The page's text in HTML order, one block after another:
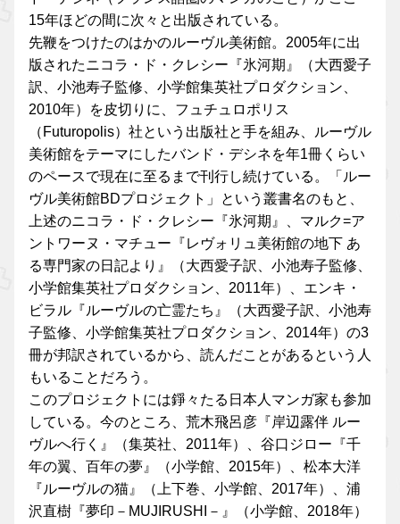
15年ほどの間に次々と出版されている。
先鞭をつけたのはかのルーヴル美術館。2005年に出
版されたニコラ・ド・クレシー『氷河期』（大西愛子
訳、小池寿子監修、小学館集英社プロダクション、
2010年）を皮切りに、フュチュロポリス
（Futuropolis）社という出版社と手を組み、ルーヴル
美術館をテーマにしたバンド・デシネを年1冊くらい
のペースで現在に至るまで刊行し続けている。「ルー
ヴル美術館BDプロジェクト」という叢書名のもと、
上述のニコラ・ド・クレシー『氷河期』、マルク=ア
ントワーヌ・マチュー『レヴォリュ美術館の地下 あ
る専門家の日記より』（大西愛子訳、小池寿子監修、
小学館集英社プロダクション、2011年）、エンキ・
ビラル『ルーヴルの亡霊たち』（大西愛子訳、小池寿
子監修、小学館集英社プロダクション、2014年）の3
冊が邦訳されているから、読んだことがあるという人
もいることだろう。
このプロジェクトには錚々たる日本人マンガ家も参加
している。今のところ、荒木飛呂彦『岸辺露伴 ルー
ヴルへ行く』（集英社、2011年）、谷口ジロー『千
年の翼、百年の夢』（小学館、2015年）、松本大洋
『ルーヴルの猫』（上下巻、小学館、2017年）、浦
沢直樹『夢印－MUJIRUSHI－』（小学館、2018年）